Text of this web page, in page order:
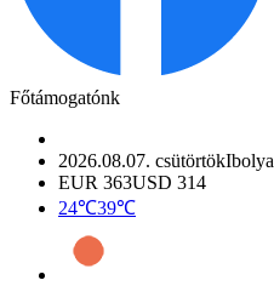
Főtámogatónk
2026.08.07. csütörtökIbolya
EUR 363USD 314
24℃39℃